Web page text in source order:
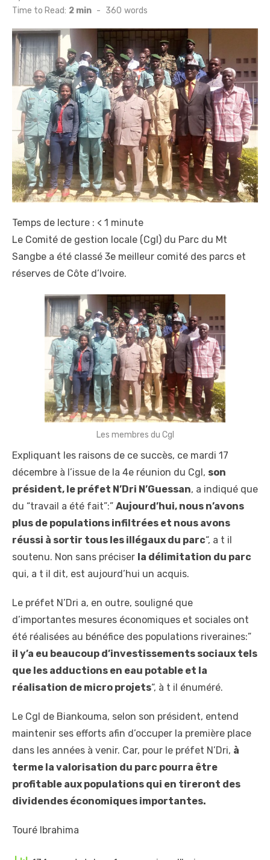
Time to Read: 2 min - 360 words
Temps de lecture : < 1 minute
Le Comité de gestion locale (Cgl) du Parc du Mt
Sangbe a été classé 3e meilleur comité des parcs et
réserves de Côte d’Ivoire.
Les membres du Cgl
Expliquant les raisons de ce succès, ce mardi 17
décembre à l’issue de la 4e réunion du Cgl, son
président, le préfet N’Dri N’Guessan, a indiqué que
du “travail a été fait”:” Aujourd’hui, nous n’avons
plus de populations infiltrées et nous avons
réussi à sortir tous les illégaux du parc“, a t il
soutenu. Non sans préciser la délimitation du parc
qui, a t il dit, est aujourd’hui un acquis.
Le préfet N’Dri a, en outre, souligné que
d’importantes mesures économiques et sociales ont
été réalisées au bénéfice des populations riveraines:”
il y’a eu beaucoup d’investissements sociaux tels
que les adductions en eau potable et la
réalisation de micro projets“, à t il énuméré.
Le Cgl de Biankouma, selon son président, entend
maintenir ses efforts afin d’occuper la première place
dans les années à venir. Car, pour le préfet N’Dri, à
terme la valorisation du parc pourra être
profitable aux populations qui en tireront des
dividendes économiques importantes.
Touré Ibrahima